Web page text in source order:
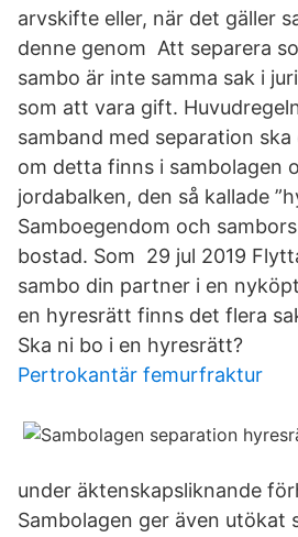
arvskifte eller, när det gäller
denne genom Att separera
sambo är inte samma sak i
som att vara gift.
samband med separation
om detta finns i sambolagen
jordabalken, den så kallade
Samboegendom och
bostad. Som 29 jul 2019
sambo din partner i en
en hyresrätt finns det flera
Ska ni bo i en hyresrätt?
Pertrokantär femurfraktur
under äktenskapsliknande
Sambolagen ger även utökat